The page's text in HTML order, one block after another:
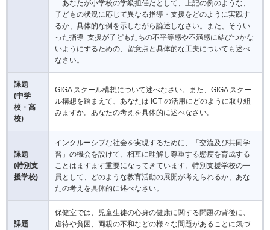
あなたが小学校の学級担任だとして、上記の例のような、
子どもの状況に応じて異なる指導・支援をどのように実践す
るか、具体的な例を示しながら論述しなさい。また、そうい
った指導･支援が子どもたちの不平等感や不満感に結びつかな
いようにするための、留意点と具体的な工夫についても述べ
なさい。
課題
(中学
校・高
校)
GIGA スクール構想について述べなさい。また、GIGA スクー
ル構想を踏まえて、あなたは ICT の活用にどのように取り組
みますか。あなたの考えを具体的に述べなさい。
課題
(特別支
援学校)
インクルーシブな社会を実現するために、「交流及び共同学
習」の機会を設けて、相互に理解し尊重する態度を育成する
ことはますます重要になってきています。特別支援学校の一
員として、どのような教育活動の展開が考えられるか、あな
たの考えを具体的に述べなさい。
課題
保健室では、児童生徒の心身の健康に関する問題の背後に、
虐待や貧困、両親の不和などの様々な問題があることに気づ